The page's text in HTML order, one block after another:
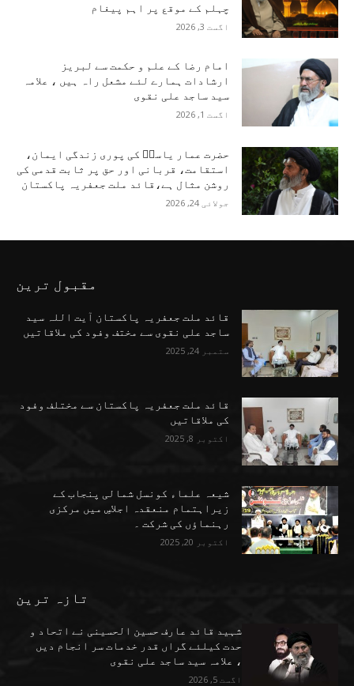
چہلم کے موقع پر اہم پیغام
اگست 3, 2026
امام رضا کے علم و حکمت سے لبریز
ارشادات ہمارے لئے مشعل راہ ہیں ، علامہ
سید ساجد علی نقوی
اگست 1, 2026
حضرت عمار یاسرؑ کی پوری زندگی ایمان،
استقامت، قربانی اور حق پر ثابت قدمی کی
روشن مثال ہے،قائد ملت جعفریہ پاکستان
جولائی 24, 2026
مقبول ترین
قائد ملت جعفریہ پاکستان آیت اللہ سید
ساجد علی نقوی سے مختف وفود کی ملاقاتیں
ستمبر 24, 2025
قائد ملت جعفریہ پاکستان سے مختلف وفود
کی ملاقاتیں
اکتوبر 8, 2025
شیعہ علماء کونسل شمالی پنجاب کے
زیراہتمام منعقدہ اجلاسِ میں مرکزی
رہنماؤں کی شرکت ۔
اکتوبر 20, 2025
تازہ ترین
شہید قائد عارف حسین الحسینی نے اتحاد و
حدت کیلئے گراں قدر خدمات سر انجام دیں
، علامہ سید ساجد علی نقوی
اگست 5, 2026